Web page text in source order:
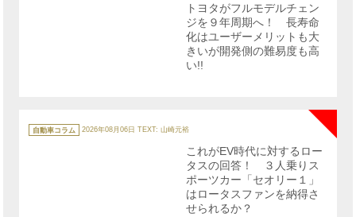
トヨタがフルモデルチェン
ジを９年周期へ！ 長寿命
化はユーザーメリットも大
きいが開発側の難易度も高
い!!
テ
ゴ
自動車コラム 2026年08月06日 TEXT: 山崎元裕
これがEV時代に対するロー
タスの回答！ ３人乗りス
ポーツカー「セオリー１」
はロータスファンを納得さ
せられるか？